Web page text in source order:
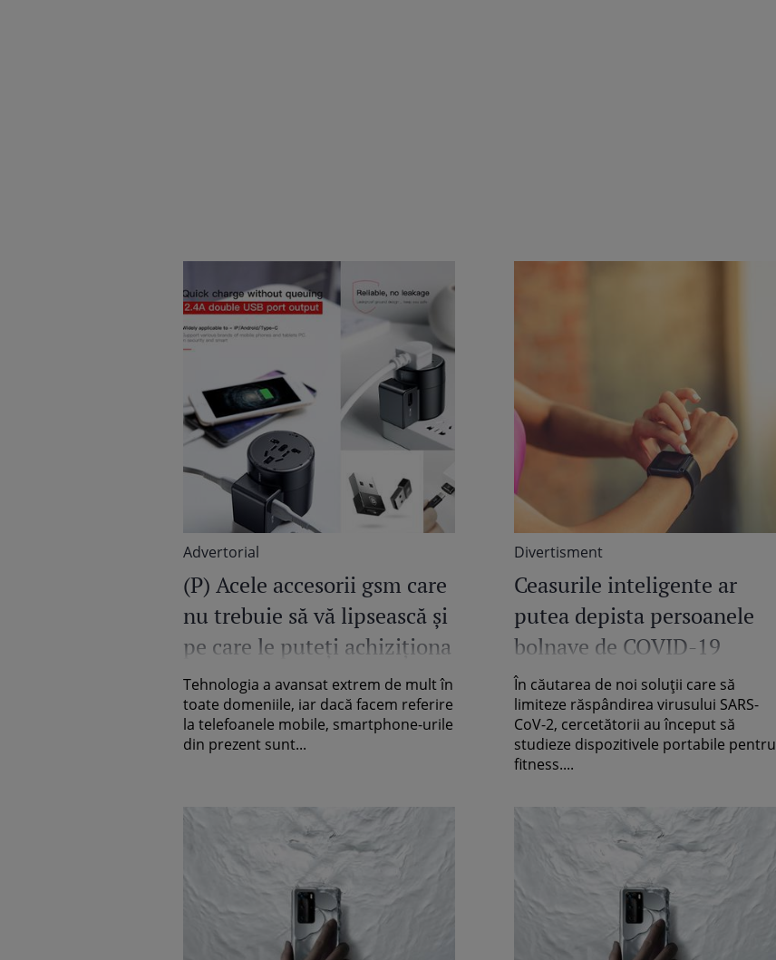
Advertorial
(P) Acele accesorii gsm care
nu trebuie să vă lipsească și
pe care le puteți achiziționa
de pe Tozmobile.ro!
Tehnologia a avansat extrem de mult în
toate domeniile, iar dacă facem referire
la telefoanele mobile, smartphone-urile
din prezent sunt...
Divertisment
Ceasurile inteligente ar
putea depista persoanele
bolnave de COVID-19
În căutarea de noi soluții care să
limiteze răspândirea virusului SARS-
CoV-2, cercetătorii au început să
studieze dispozitivele portabile pentru
fitness....